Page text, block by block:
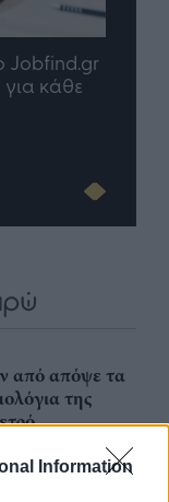
Information
το
εποχή του AI
από απόψε τα
της